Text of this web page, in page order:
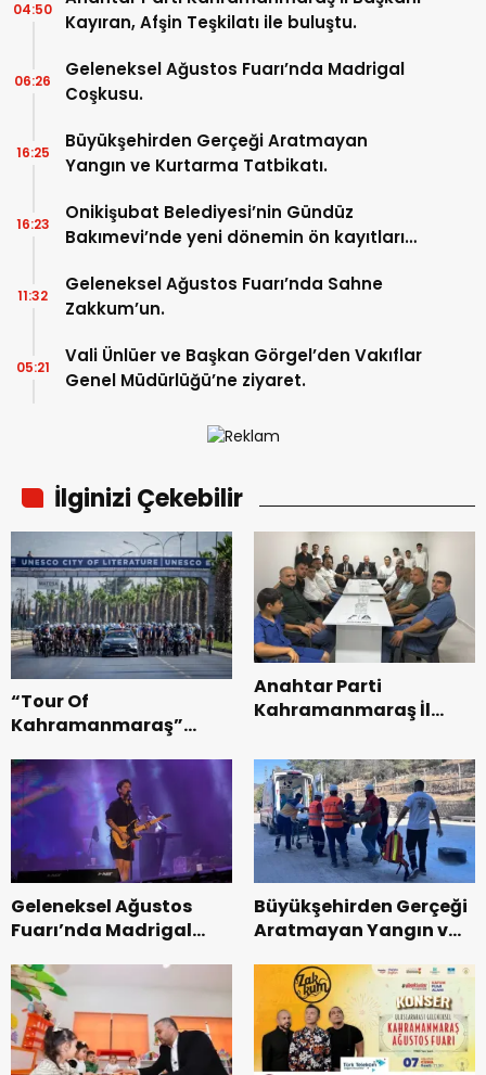
Kayıran, Afşin Teşkilatı ile buluştu.
04:50
Geleneksel Ağustos Fuarı’nda Madrigal
Coşkusu.
06:26
Büyükşehirden Gerçeği Aratmayan
Yangın ve Kurtarma Tatbikatı.
16:25
Onikişubat Belediyesi’nin Gündüz
Bakımevi’nde yeni dönemin ön kayıtları
16:23
Geleneksel Ağustos Fuarı’nda Sahne
Zakkum’un.
11:32
Vali Ünlüer ve Başkan Görgel’den Vakıflar
Genel Müdürlüğü’ne ziyaret.
05:21
İlginizi Çekebilir
“Tour Of
Kahramanmaraş”
Bisikleti Turnuvası
Tamamlandı.
Anahtar Parti
Kahramanmaraş İl
Teşkilatı ile buluştu.
Geleneksel Ağustos
Fuarı’nda Madrigal
Büyükşehirden Gerçeği
Aratmayan Yangın ve